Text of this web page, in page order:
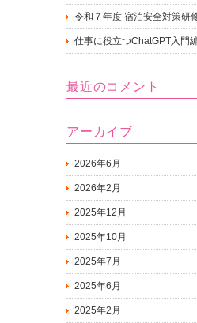
令和７年度 宿泊安全対策研
仕事に役立つChatGPT入門
最近のコメント
アーカイブ
2026年6月
2026年2月
2025年12月
2025年10月
2025年7月
2025年6月
2025年2月